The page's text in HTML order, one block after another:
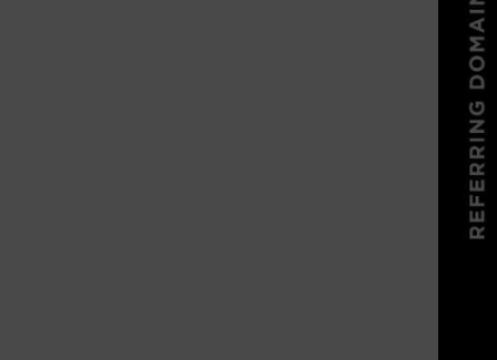
Scripts
create
Scope
providing